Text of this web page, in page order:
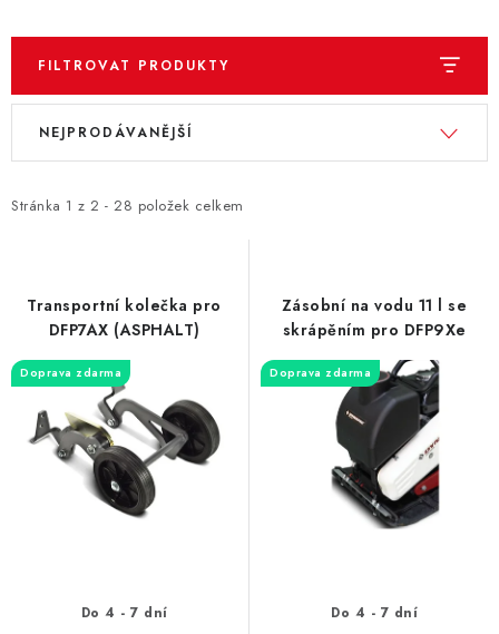
FILTROVAT PRODUKTY
V
i
d
u
Stránka 1 z 2 - 28 položek celkem
Ř
e
o
d
NEJPRODÁVANĚJŠÍ
Transportní kolečka pro
DFP7AX (ASPHALT)
Doprava zdarma
Do 4 - 7 dní
Zásobní na vodu 11 l se
skrápěním pro DFP9Xe
Doprava zdarma
Do 4 - 7 dní